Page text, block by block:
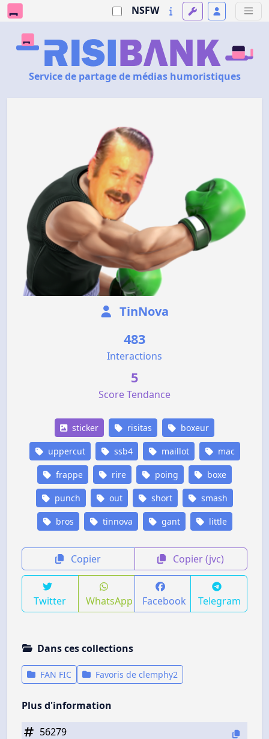
NSFW
Service de partage de médias humoristiques
TinNova
483
Interactions
5
Score Tendance
sticker risitas boxeur
uppercut ssb4 maillot mac
frappe rire poing boxe
punch out short smash
bros tinnova gant little
Copier Copier (jvc)
Twitter WhatsApp Facebook Telegram
Dans ces collections
FAN FIC Favoris de clemphy2
Plus d'information
56279